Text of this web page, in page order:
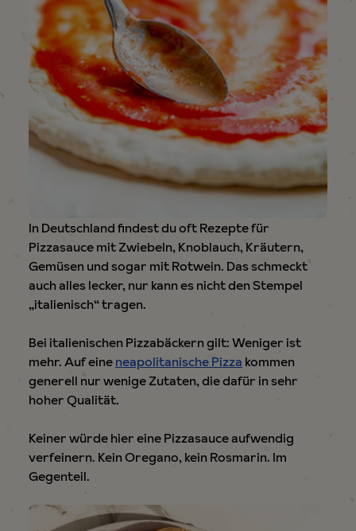
In Deutschland findest du oft Rezepte für
Pizzasauce mit Zwiebeln, Knoblauch, Kräutern,
Gemüsen und sogar mit Rotwein. Das schmeckt
auch alles lecker, nur kann es nicht den Stempel
„italienisch“ tragen.
Bei italienischen Pizzabäckern gilt: Weniger ist
mehr. Auf eineneapolitanische Pizza kommen
generell nur wenige Zutaten, die dafür in sehr
hoher Qualität.
Keiner würde hier eine Pizzasauce aufwendig
verfeinern. Kein Oregano, kein Rosmarin. Im
Gegenteil.